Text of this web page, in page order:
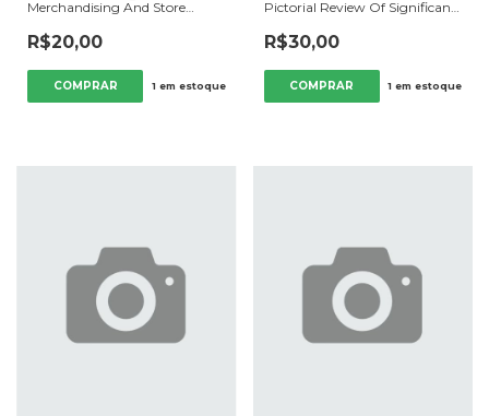
Merchandising And Store
Pegler (org.) (1990) [usado]
R$20,00
1em estoque
Pictorial Review Of Significant
Publishing (1997) [usado]
R$30,00
1 em estoque